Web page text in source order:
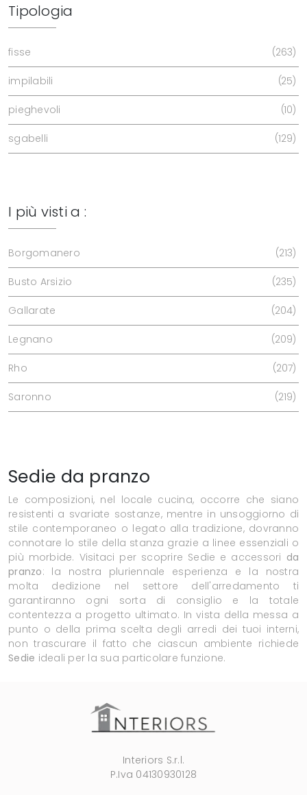
Tipologia
fisse 263
impilabili 25
pieghevoli 10
sgabelli 129
I più visti a :
Borgomanero 213
Busto Arsizio 235
Gallarate 204
Legnano 209
Rho 207
Saronno 219
Sedie da pranzo
Le composizioni, nel locale cucina, occorre che siano
resistenti a svariate sostanze, mentre in unsoggiorno di
stile contemporaneo o legato alla tradizione, dovranno
connotare lo stile della stanza grazie a linee essenziali o
più morbide. Visitaci per scoprire Sedie e accessori da
pranzo: la nostra pluriennale esperienza e la nostra
molta dedizione nel settore dell'arredamento ti
garantiranno ogni sorta di consiglio e la totale
contentezza a progetto ultimato. In vista della messa a
punto o della prima scelta degli arredi dei tuoi interni,
non trascurare il fatto che ciascun ambiente richiede
Sedie ideali per la sua particolare funzione.
Interiors S.r.l.
P.Iva 04130930128